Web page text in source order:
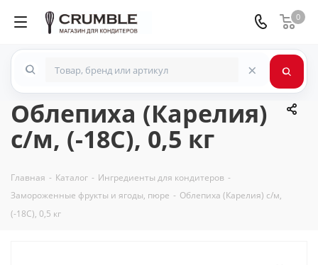
0
×
Облепиха (Карелия)
с/м, (-18С), 0,5 кг
Главная - Каталог - Ингредиенты для кондитеров -
Замороженные фрукты и ягоды, пюре - Облепиха (Карелия) с/м,
(-18С), 0,5 кг